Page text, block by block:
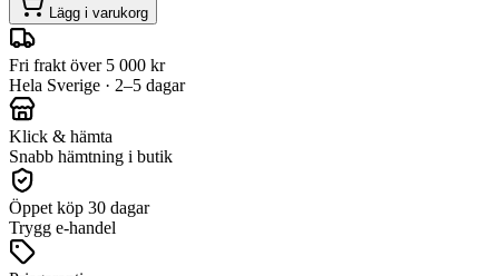
Lägg i varukorg
Fri frakt över 5 000 kr
Hela Sverige · 2–5 dagar
Klick & hämta
Snabb hämtning i butik
Öppet köp 30 dagar
Trygg e-handel